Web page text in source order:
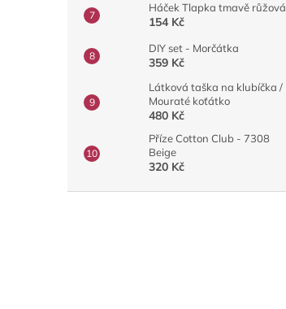
Háček Tlapka tmavě růžová
154 Kč
DIY set - Morčátka
359 Kč
Látková taška na klubíčka /
Mouraté koťátko
480 Kč
Příze Cotton Club - 7308
Beige
320 Kč